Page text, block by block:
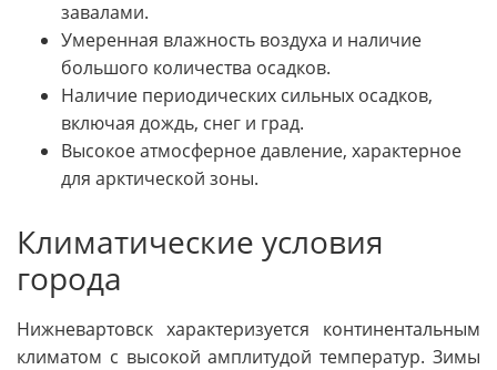
завалами.
Умеренная влажность воздуха и наличие
большого количества осадков.
Наличие периодических сильных осадков,
включая дождь, снег и град.
Высокое атмосферное давление, характерное
для арктической зоны.
Климатические условия
города
Нижневартовск характеризуется континентальным
климатом с высокой амплитудой температур. Зимы